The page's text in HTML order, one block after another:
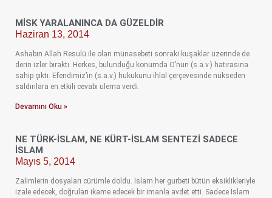
MISK YARALANINCA DA GÜZELDIR
Haziran 13, 2014
Ashabın Allah Resulü ile olan münasebeti sonraki kuşaklar üzerinde de
derin izler bıraktı. Herkes, bulunduğu konumda O’nun (s.a.v.) hatırasına
sahip çıktı. Efendimiz’in (s.a.v.) hukukunu ihlal çerçevesinde nükseden
saldırılara en etkili cevabı ulema verdi.
Devamını Oku »
NE TÜRK-İSLAM, NE KÜRT-İSLAM SENTEZI SADECE
İSLAM
Mayıs 5, 2014
Zalimlerin dosyaları cürümle doldu. İslam her gurbeti bütün eksiklikleriyle
izale edecek, doğruları ikame edecek bir imanla avdet etti. Sadece İslam